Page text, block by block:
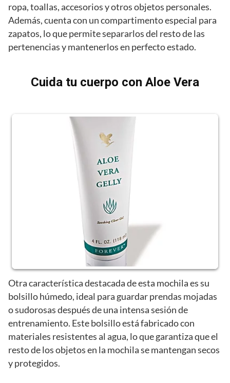
ropa, toallas, accesorios y otros objetos personales.
Además, cuenta con un compartimento especial para
zapatos, lo que permite separarlos del resto de las
pertenencias y mantenerlos en perfecto estado.
Cuida tu cuerpo con Aloe Vera
Otra característica destacada de esta mochila es su
bolsillo húmedo, ideal para guardar prendas mojadas
o sudorosas después de una intensa sesión de
entrenamiento. Este bolsillo está fabricado con
materiales resistentes al agua, lo que garantiza que el
resto de los objetos en la mochila se mantengan secos
y protegidos.